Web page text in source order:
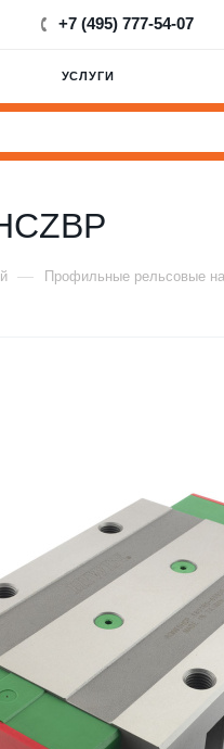
+7 (495) 777-54-07
УСЛУГИ
— Профильные рельсовые